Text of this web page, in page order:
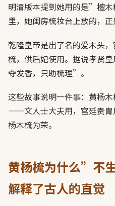
明清版本提到她用的是”檀
里，她闺房梳妆台上放的，正
乾隆皇帝是出了名的爱木头
梳，供后妃使用。据说孝贤
夺发香，只助梳理”。
这些故事说明一件事：黄杨
——文人士大夫用，宫廷贵胄
杨木梳为荣。
黄杨梳为什么”不
解释了古人的直觉